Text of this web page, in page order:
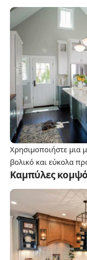
Χρησιμοποιήστε μια
βολικό και εύκολα
Καμπύλες